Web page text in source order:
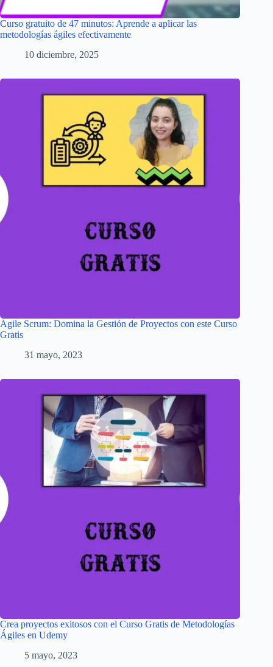
Curso gratuito de 47 minutos: Aprende a aplicar las
metodologías ágiles efectivamente
10 diciembre, 2025
Agile Scrum: Domina la Gestión de Proyectos con este Curso
Gratis
31 mayo, 2023
Crea proyectos exitosos con el Curso Gratis de Metodologías
Ágiles en Udemy
5 mayo, 2023